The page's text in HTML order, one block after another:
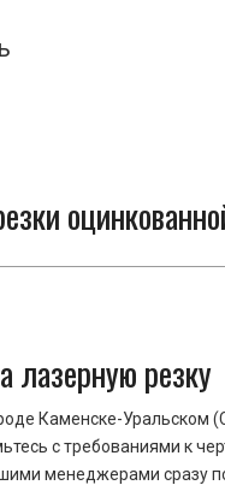
лазерную резку
Каменске-Уральском
с требованиями к
менеджерами сразу